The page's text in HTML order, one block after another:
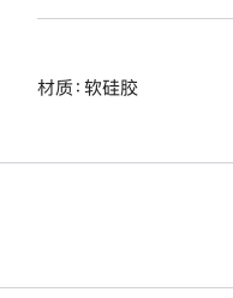
材质：软硅胶